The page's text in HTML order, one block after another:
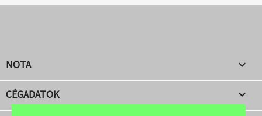
NOTA 
CÉGADATOK 